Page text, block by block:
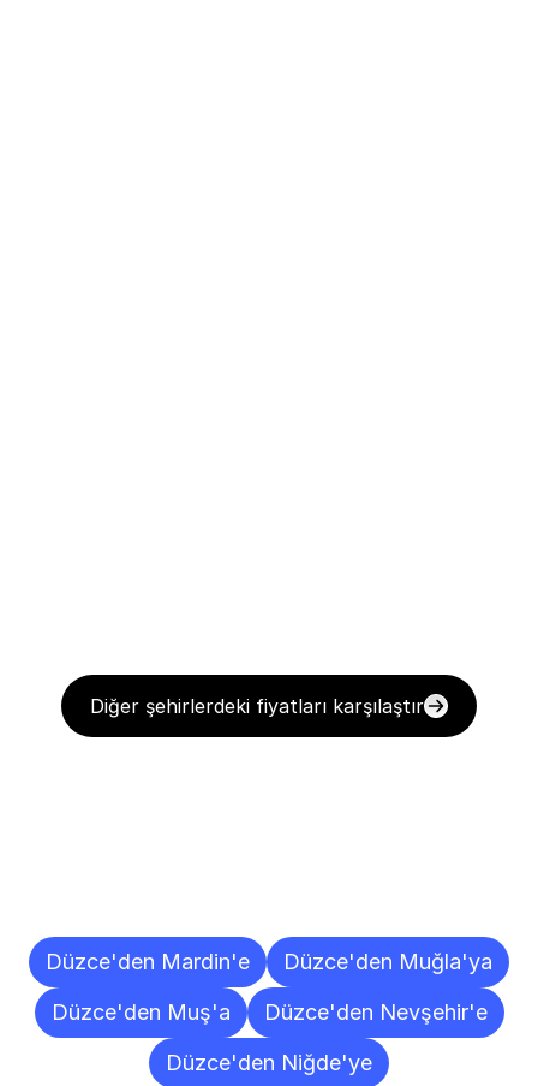
Diğer şehirlerdeki fiyatları karşılaştır
Düzce'den Mardin'e
Düzce'den Muğla'ya
Düzce'den Muş'a
Düzce'den Nevşehir'e
Düzce'den Niğde'ye